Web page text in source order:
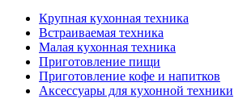
Крупная кухонная техника
Встраиваемая техника
Малая кухонная техника
Приготовление пищи
Приготовление кофе и напитков
Аксессуары для кухонной техники